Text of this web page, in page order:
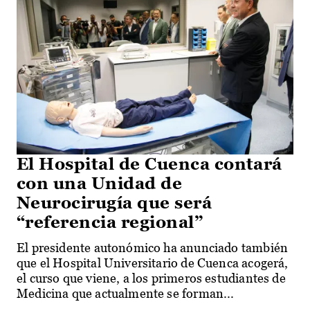
El Hospital de Cuenca contará
con una Unidad de
Neurocirugía que será
“referencia regional”
El presidente autonómico ha anunciado también
que el Hospital Universitario de Cuenca acogerá,
el curso que viene, a los primeros estudiantes de
Medicina que actualmente se forman...